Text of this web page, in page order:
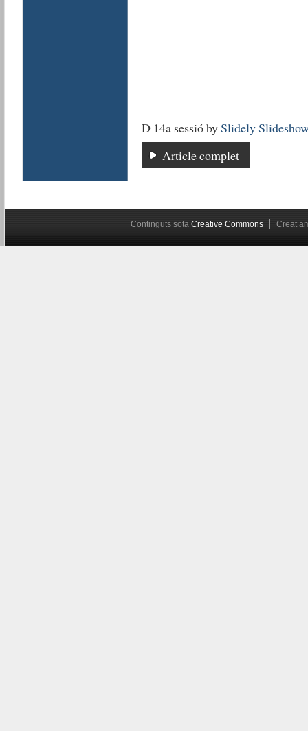
D 14a sessió bySlidely
Article complet
Continguts sota Creative Commons Creat